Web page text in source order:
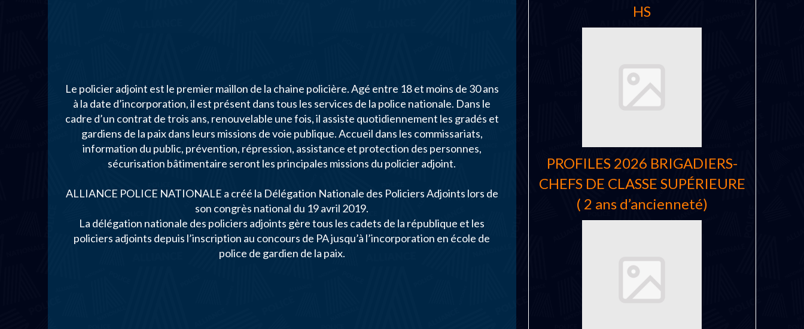
Le policier adjoint est le premier maillon de la chaine policière. Agé entre 18 et moins de 30 ans
à la date d’incorporation, il est présent dans tous les services de la police nationale. Dans le
cadre d’un contrat de trois ans, renouvelable une fois, il assiste quotidiennement les gradés et
gardiens de la paix dans leurs missions de voie publique. Accueil dans les commissariats,
information du public, prévention, répression, assistance et protection des personnes,
sécurisation bâtimentaire seront les principales missions du policier adjoint.
ALLIANCE POLICE NATIONALE a créé la Délégation Nationale des Policiers Adjoints lors de
son congrès national du 19 avril 2019.
La délégation nationale des policiers adjoints gère tous les cadets de la république et les
policiers adjoints depuis l’inscription au concours de PA jusqu’à l’incorporation en école de
police de gardien de la paix.
HS
PROFILES 2026 BRIGADIERS-
CHEFS DE CLASSE SUPÉRIEURE
( 2 ans d’ancienneté)